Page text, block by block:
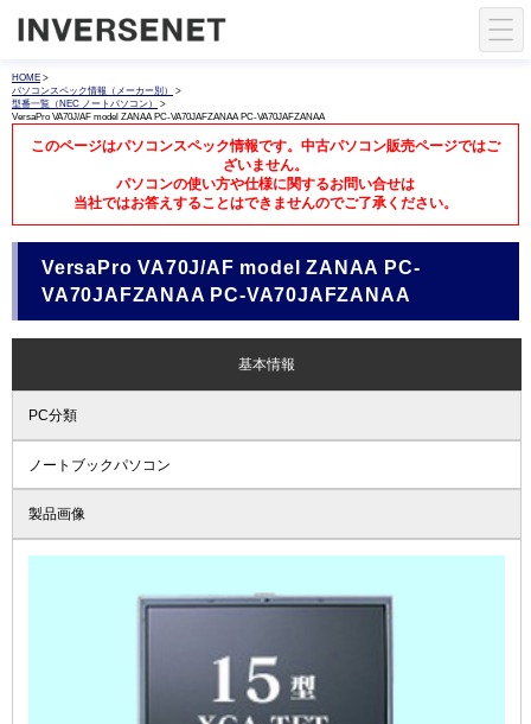
HOME >
パソコンスペック情報（メーカー別）
>
型番一覧（NEC ノートパソコン）
>
VersaPro VA70J/AF model ZANAA PC-VA70JAFZANAA PC-VA70JAFZANAA
このページはパソコンスペック情報です。中古パソコン販売ページではご
ざいません。
パソコンの使い方や仕様に関するお問い合せは
当社ではお答えすることはできませんのでご了承ください。
VersaPro VA70J/AF model ZANAA PC-
VA70JAFZANAA PC-VA70JAFZANAA
基本情報
PC分類
ノートブックパソコン
製品画像